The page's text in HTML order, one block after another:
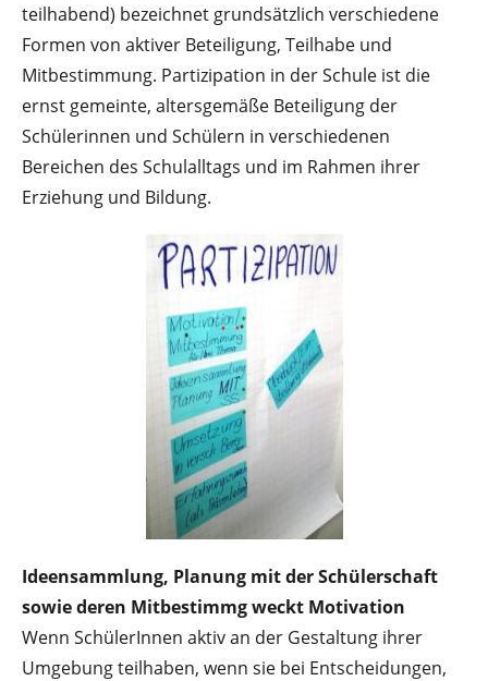
teilhabend) bezeichnet grundsätzlich verschiedene
Formen von aktiver Beteiligung, Teilhabe und
Mitbestimmung. Partizipation in der Schule ist die
ernst gemeinte, altersgemäße Beteiligung der
Schülerinnen und Schülern in verschiedenen
Bereichen des Schulalltags und im Rahmen ihrer
Erziehung und Bildung.
Ideensammlung, Planung mit der Schülerschaft
sowie deren Mitbestimmg weckt Motivation
Wenn SchülerInnen aktiv an der Gestaltung ihrer
Umgebung teilhaben, wenn sie bei Entscheidungen,